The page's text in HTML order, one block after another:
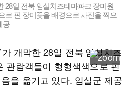
28일 전북 임실치즈테마파크 장미원
로 핀 장미꽃을 배경으로 사진을 찍으
공